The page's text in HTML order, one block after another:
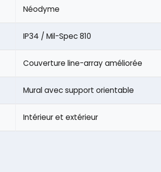
Néodyme
IP34 / Mil-Spec 810
Couverture line-array améliorée
Mural avec support orientable
Intérieur et extérieur